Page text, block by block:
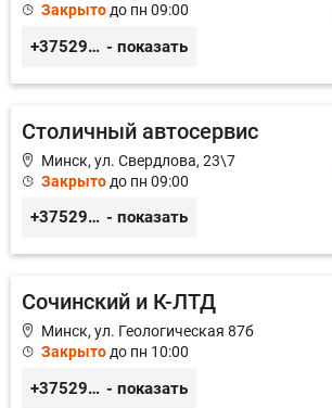
Закрытодо пн 09:00
+375296528779 - показать
Столичный автосервис
Минск, ул. Свердлова, 23\7
Закрыто до пн 09:00
+375293549354 - показать
Сочинский и К-ЛТД
Минск, ул. Геологическая 87б
Закрытодо пн 10:00
+375296049622 - показать